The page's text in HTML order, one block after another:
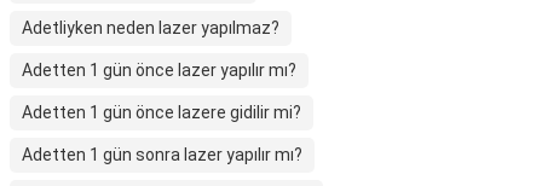
Adetliyken neden lazer yapılmaz?
Adetten 1 gün önce lazer yapılır mı?
Adetten 1 gün önce lazere gidilir mi?
Adetten 1 gün sonra lazer yapılır mı?